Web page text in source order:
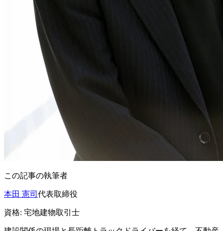
この記事の執筆者
本田 憲司 代表取締役
資格: 宅地建物取引士